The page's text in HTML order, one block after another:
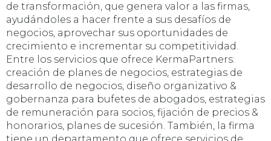
de transformación, que genera valor a las firmas,
ayudándoles a hacer frente a sus desafíos de
negocios, aprovechar sus oportunidades de
crecimiento e incrementar su competitividad.
Entre los servicios que ofrece KermaPartners:
creación de planes de negocios, estrategias de
desarrollo de negocios, diseño organizativo &
gobernanza para bufetes de abogados, estrategias
de remuneración para socios, fijación de precios &
honorarios, planes de sucesión. También, la firma